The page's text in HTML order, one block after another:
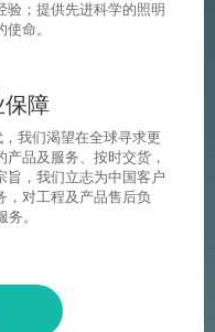
验；提供先进科学的照明
命。
障
我们渴望在全球寻求更
品及服务、按时交货，
旨，我们立志为中国客户
，对工程及产品售后负
。